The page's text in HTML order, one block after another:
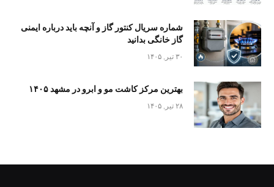
شماره سریال کنتور گاز و آنچه باید درباره ایمنی
گاز خانگی بدانید
۳۰ تیر, ۱۴۰۵
بهترین مرکز کاشت مو و ابرو در مشهد ۱۴۰۵
۲۸ تیر, ۱۴۰۵